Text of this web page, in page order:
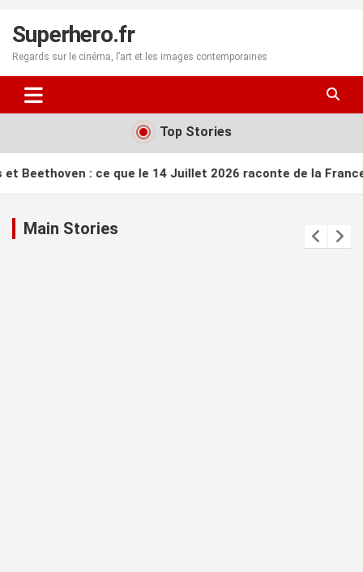
contenu
Superhero.fr
Regards sur le cinéma, l’art et les images contemporaines
Top Stories
le 14 Juillet 2026 raconte de la France Nouvelles
Main Stories